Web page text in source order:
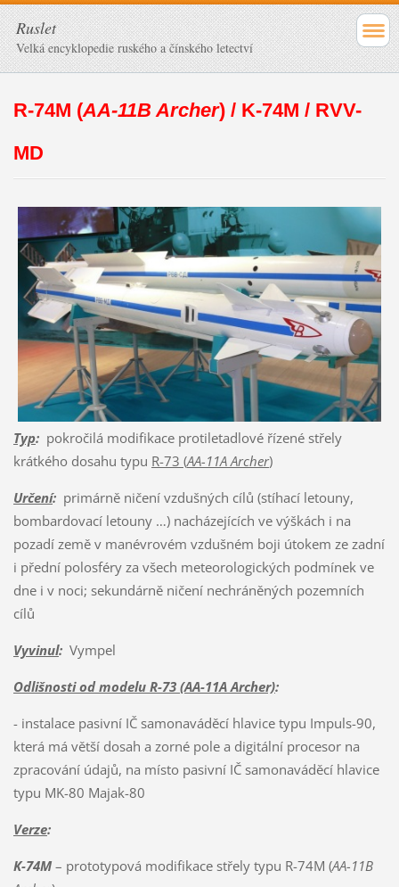
Ruslet
Velká encyklopedie ruského a čínského letectví
R-74M (AA-11B Archer) / K-74M / RVV-
MD
Typ:pokročilá modifikace protiletadlové řízené střely
krátkého dosahu typu R-73 (AA-11A Archer)
Určení:primárně ničení vzdušných cílů (stíhací letouny,
bombardovací letouny …) nacházejících ve výškách i na
pozadí země v manévrovém vzdušném boji útokem ze zadní
i přední polosféry za všech meteorologických podmínek ve
dne i v noci; sekundárně ničení nechráněných pozemních
cílů
Vyvinul:Vympel
Odlišnosti od modelu R-73 (AA-11A Archer):
- instalace pasivní IČ samonaváděcí hlavice typu Impuls-90,
která má větší dosah a zorné pole a digitální procesor na
zpracování údajů, na místo pasivní IČ samonaváděcí hlavice
typu MK-80 Majak-80
Verze:
K-74M– prototypová modifikace střely typu R-74M (AA-11B